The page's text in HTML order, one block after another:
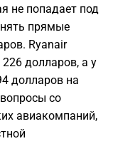
не попадает под
прямые
Ryanair
долларов, а у
долларов на
со
авиакомпаний,